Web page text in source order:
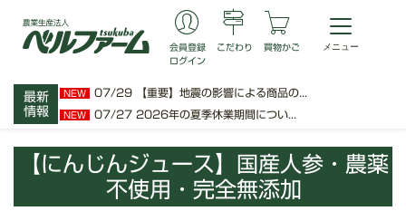
最新
情報
NEW 07/29 【重要】地震の影響による商品の...
NEW 07/27 2026年の夏季休業期間につい...
会員登録
ログイン
こだわり 買物かご
【にんじんジュース】国産人参・農薬
不使用・完全無添加